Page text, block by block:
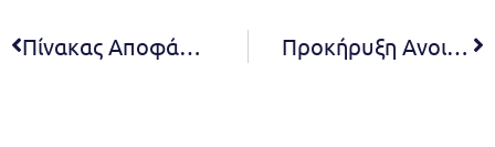
Πίνακας Αποφάσεων Σ.Ε. β΄ βάθμιας εκπαίδευσης 3/2023 Προκήρυξη Ανοικτού πλειοδοτικού διαγωνισμού για την «ΕΚΜΙΣΘΩΣΗ ΤΟΥ ΣΧΟΛΙΚΟΥ ΚΥΛΙΚΕΙΟΥ ΤΟΥ ΓΥΜΝΑΣΙΟΥ ΛΥΚΕΙΟΥ Ν. ΠΕΝΤΕΛΗΣ»